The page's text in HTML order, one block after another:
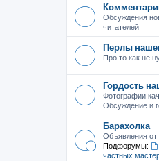
Обсуждения
читателей
Перлы
Про то как не
Гордость
Фотографии
Обсуждение и
Барахолка
Объявления от
Подфорумы:
частных